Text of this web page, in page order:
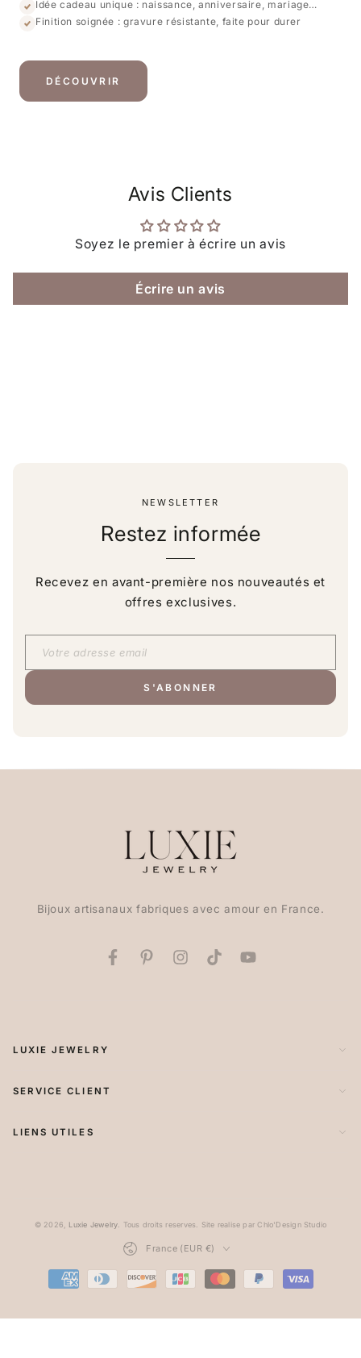
Idée cadeau unique : naissance, anniversaire, mariage…
Finition soignée : gravure résistante, faite pour durer
DÉCOUVRIR
Avis Clients
Soyez le premier à écrire un avis
Écrire un avis
NEWSLETTER
Restez informée
Recevez en avant-première nos nouveautés et
offres exclusives.
S'ABONNER
Bijoux artisanaux fabriques avec amour en France.
FacebookPinterestInstagramTikTokYouTube
LUXIE JEWELRY
SERVICE CLIENT
LIENS UTILES
© 2026, Luxie Jewelry. Tous droits reserves. Site realise par Chlo'Design Studio
Pays/région
France (EUR €)
Modes
paiement